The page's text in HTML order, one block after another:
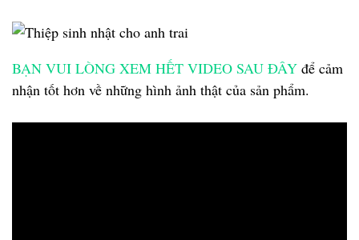
BẠN VUI LÒNG XEM HẾT VIDEO SAU ĐÂY để cảm
nhận tốt hơn về những hình ảnh thật của sản phẩm.